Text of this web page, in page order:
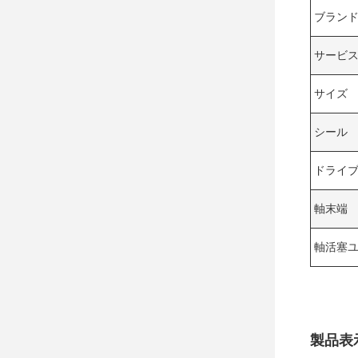
ブランド
サービ
サイズ
シール
ドライ
軸末端
軸活塞
製品表